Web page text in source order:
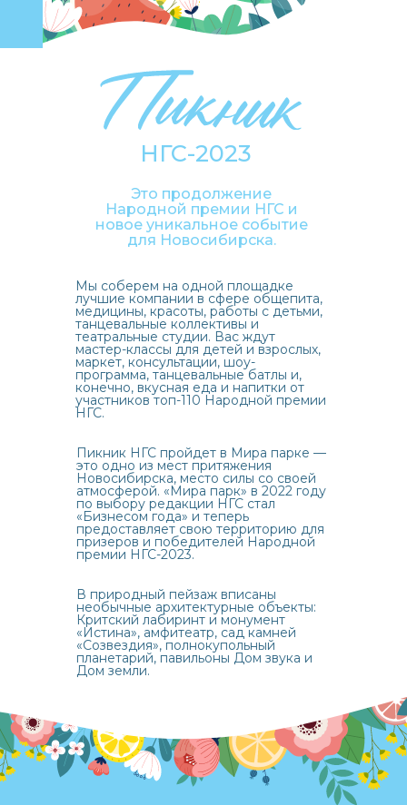
НГС-2023
Это продолжение
Народной премии НГС и
новое уникальное событие
для Новосибирска.
В природный пейзаж вписаны
необычные архитектурные объекты:
Критский лабиринт и монумент
«Истина», амфитеатр, сад камней
«Созвездия», полнокупольный
планетарий, павильоны Дом звука и
Дом земли.
Пикник НГС пройдет в Мира парке —
это одно из мест притяжения
Новосибирска, место силы со своей
атмосферой. «Мира парк» в 2022 году
по выбору редакции НГС стал
«Бизнесом года» и теперь
предоставляет свою территорию для
призеров и победителей Народной
премии НГС-2023.
Мы соберем на одной площадке
лучшие компании в сфере общепита,
медицины, красоты, работы с детьми,
танцевальные коллективы и
театральные студии. Вас ждут
мастер-классы для детей и взрослых,
маркет, консультации, шоу-
программа, танцевальные батлы и,
конечно, вкусная еда и напитки от
участников топ-110 Народной премии
НГС.